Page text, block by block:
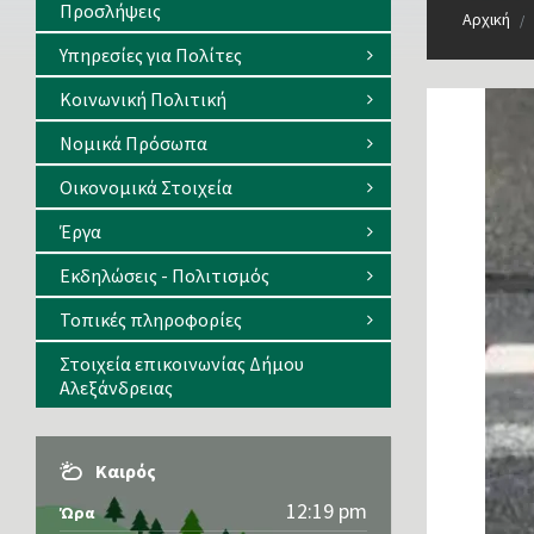
Αρχική /
Προσλήψεις
Υπηρεσίες για Πολίτες
Κοινωνική Πολιτική
Νομικά Πρόσωπα
Οικονομικά Στοιχεία
Έργα
Εκδηλώσεις - Πολιτισμός
Τοπικές πληροφορίες
Στοιχεία επικοινωνίας Δήμου
Αλεξάνδρειας
Καιρός
Ώρα 12:19 pm